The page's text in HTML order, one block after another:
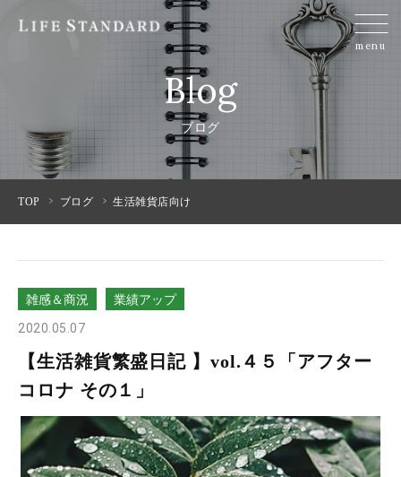
menu
Blog
ブログ
TOP ブログ 生活雑貨店向け
雑感＆商況 業績アップ
2020.05.07
【生活雑貨繁盛日記 】vol.４５「アフター
コロナ その１」